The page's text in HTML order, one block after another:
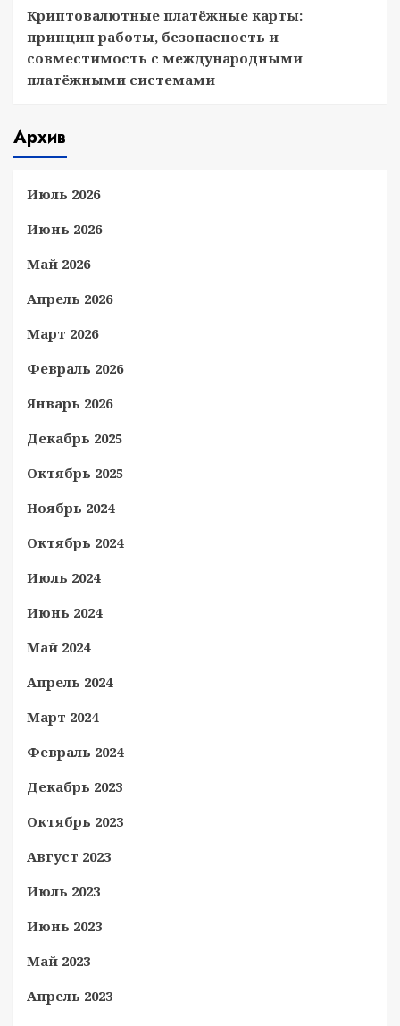
Криптовалютные платёжные карты:
принцип работы, безопасность и
совместимость с международными
платёжными системами
Архив
Июль 2026
Июнь 2026
Май 2026
Апрель 2026
Март 2026
Февраль 2026
Январь 2026
Декабрь 2025
Октябрь 2025
Ноябрь 2024
Октябрь 2024
Июль 2024
Июнь 2024
Май 2024
Апрель 2024
Март 2024
Февраль 2024
Декабрь 2023
Октябрь 2023
Август 2023
Июль 2023
Июнь 2023
Май 2023
Апрель 2023